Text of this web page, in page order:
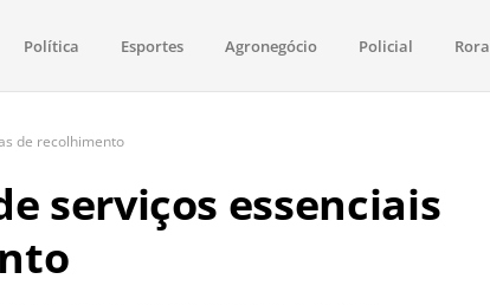
esportes, economia e os principais acontecimentos de Boa
Política Esportes Agronegócio Policial
de recolhimento
serviços essenciais